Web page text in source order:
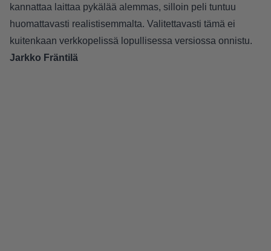
kannattaa laittaa pykälää alemmas, silloin peli tuntuu
huomattavasti realistisemmalta. Valitettavasti tämä ei
kuitenkaan verkkopelissä lopullisessa versiossa onnistu.
Jarkko Fräntilä